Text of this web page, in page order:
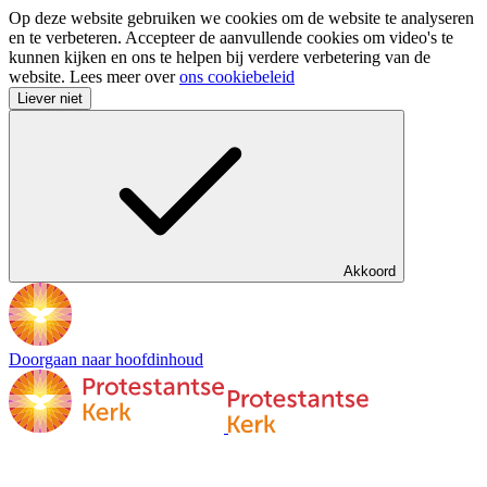
Op deze website gebruiken we cookies om de website te analyseren
en te verbeteren. Accepteer de aanvullende cookies om video's te
kunnen kijken en ons te helpen bij verdere verbetering van de
website. Lees meer overons cookiebeleid
Liever niet
Akkoord
Doorgaan naar hoofdinhoud